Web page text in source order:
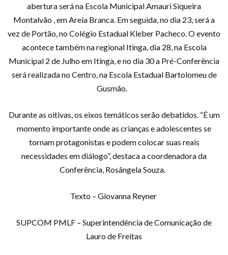
abertura será na Escola Municipal Amauri Siqueira
Montalvão , em Areia Branca. Em seguida, no dia 23, será a
vez de Portão, no Colégio Estadual Kleber Pacheco. O evento
acontece também na regional Itinga, dia 28, na Escola
Municipal 2 de Julho em Itinga, e no dia 30 a Pré-Conferência
será realizada no Centro, na Escola Estadual Bartolomeu de
Gusmão.
Durante as oitivas, os eixos temáticos serão debatidos. “É um
momento importante onde as crianças e adolescentes se
tornam protagonistas e podem colocar suas reais
necessidades em diálogo”, destaca a coordenadora da
Conferência, Rosângela Souza.
Texto – Giovanna Reyner
SUPCOM PMLF – Superintendência de Comunicação de
Lauro de Freitas